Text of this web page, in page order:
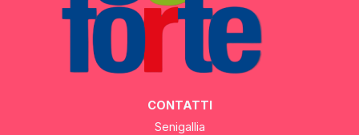
CONTATTI
Senigallia